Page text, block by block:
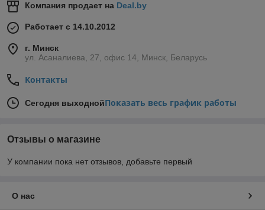
Компания продает на Deal.by
Работает с 14.10.2012
г. Минск
ул. Асаналиева, 27, офис 14, Минск, Беларусь
Контакты
Сегодня выходнойПоказать весь график работы
Отзывы о магазине
У компании пока нет отзывов, добавьте первый
О нас